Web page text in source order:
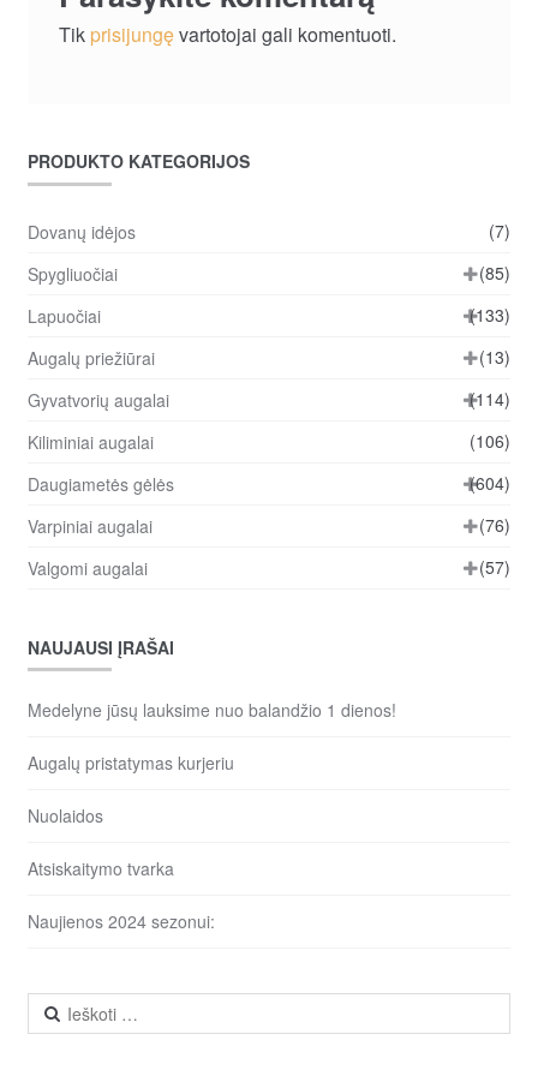
Tik prisijungęvartotojai gali komentuoti.
PRODUKTO KATEGORIJOS
Dovanų idėjos
(7)
Spygliuočiai
(85)
Lapuočiai
(133)
Augalų priežiūrai
(13)
Gyvatvorių augalai
(114)
Kiliminiai augalai
(106)
Daugiametės gėlės
(604)
Varpiniai augalai
(76)
Valgomi augalai
(57)
NAUJAUSI ĮRAŠAI
Medelyne jūsų lauksime nuo balandžio 1 dienos!
Augalų pristatymas kurjeriu
Nuolaidos
Atsiskaitymo tvarka
Naujienos 2024 sezonui:
Ieškoti: